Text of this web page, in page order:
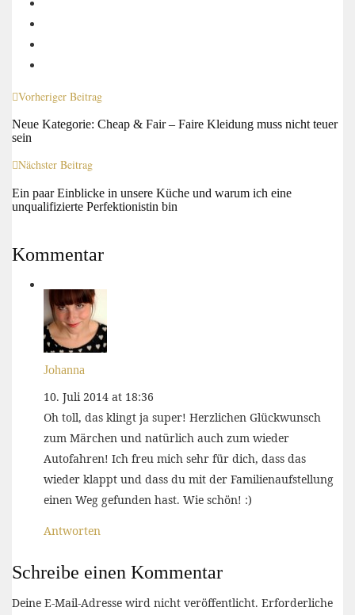
Vorheriger Beitrag
Neue Kategorie: Cheap & Fair – Faire Kleidung muss nicht teuer
sein
Nächster Beitrag
Ein paar Einblicke in unsere Küche und warum ich eine
unqualifizierte Perfektionistin bin
Kommentar
Johanna
10. Juli 2014 at 18:36
Oh toll, das klingt ja super! Herzlichen Glückwunsch
zum Märchen und natürlich auch zum wieder
Autofahren! Ich freu mich sehr für dich, dass das
wieder klappt und dass du mit der Familienaufstellung
einen Weg gefunden hast. Wie schön! :)
Antworten
Schreibe einen Kommentar
Deine E-Mail-Adresse wird nicht veröffentlicht. Erforderliche